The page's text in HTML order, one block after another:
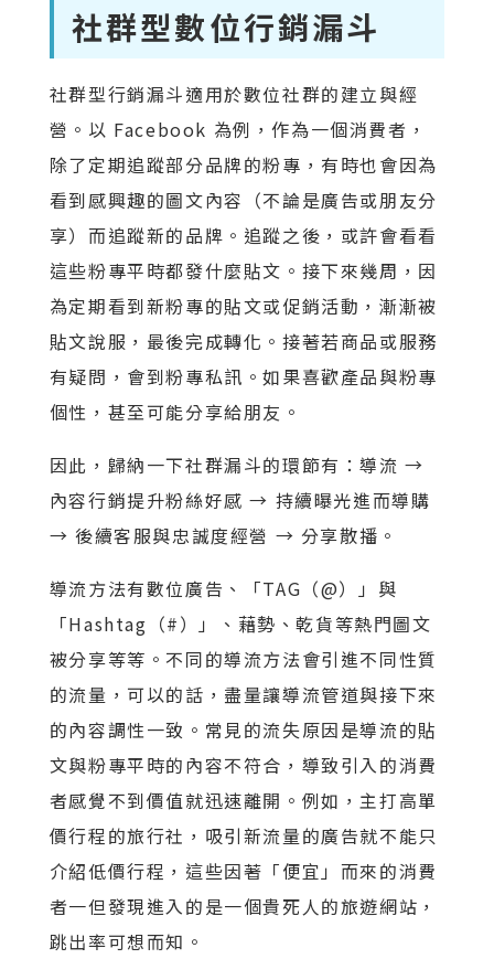
社群型數位行銷漏斗
社群型行銷漏斗適用於數位社群的建立與經
營。以 Facebook 為例，作為一個消費者，
除了定期追蹤部分品牌的粉專，有時也會因為
看到感興趣的圖文內容（不論是廣告或朋友分
享）而追蹤新的品牌。追蹤之後，或許會看看
這些粉專平時都發什麼貼文。接下來幾周，因
為定期看到新粉專的貼文或促銷活動，漸漸被
貼文說服，最後完成轉化。接著若商品或服務
有疑問，會到粉專私訊。如果喜歡產品與粉專
個性，甚至可能分享給朋友。
因此，歸納一下社群漏斗的環節有：導流 →
內容行銷提升粉絲好感 → 持續曝光進而導購
→ 後續客服與忠誠度經營 → 分享散播。
導流方法有數位廣告、「TAG（@）」與
「Hashtag（#）」、藉勢、乾貨等熱門圖文
被分享等等。不同的導流方法會引進不同性質
的流量，可以的話，盡量讓導流管道與接下來
的內容調性一致。常見的流失原因是導流的貼
文與粉專平時的內容不符合，導致引入的消費
者感覺不到價值就迅速離開。例如，主打高單
價行程的旅行社，吸引新流量的廣告就不能只
介紹低價行程，這些因著「便宜」而來的消費
者一但發現進入的是一個貴死人的旅遊網站，
跳出率可想而知。